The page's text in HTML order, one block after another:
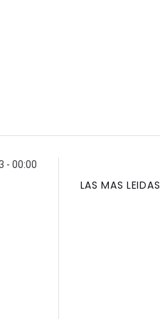
- 00:00
LAS MAS LEIDAS